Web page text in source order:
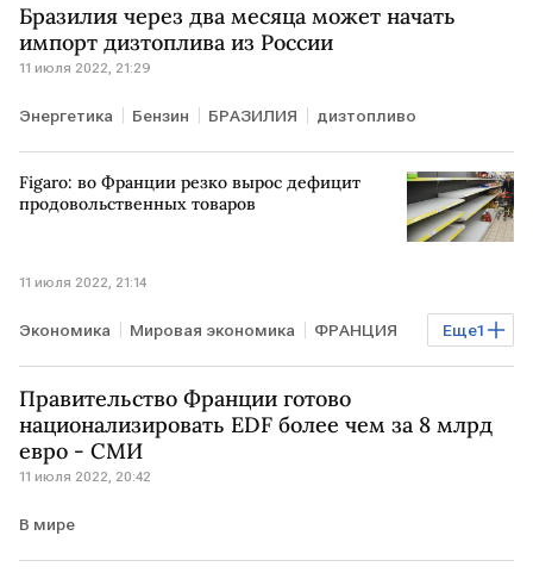
Бразилия через два месяца может начать
импорт дизтоплива из России
11 июля 2022, 21:29
Энергетика Бензин БРАЗИЛИЯ дизтопливо
Figaro: во Франции резко вырос дефицит
продовольственных товаров
11 июля 2022, 21:14
Еще1
Экономика Мировая экономика ФРАНЦИЯ
продовольственный кризис
Правительство Франции готово
национализировать EDF более чем за 8 млрд
евро - СМИ
11 июля 2022, 20:42
В мире